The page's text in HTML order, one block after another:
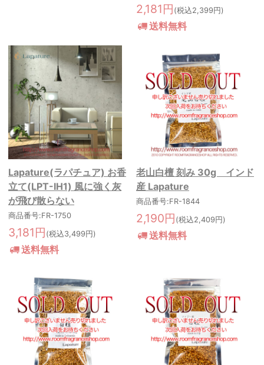
2,181円 (税込2,399円)
送料無料
Lapature(ラパチュア) お香
立て(LPT-IH1) 風に強く灰
が飛び散らない
商品番号:FR-1750
3,181円 (税込3,499円)
送料無料
老山白檀 刻み 30g インド
産 Lapature
商品番号:FR-1844
2,190円 (税込2,409円)
送料無料